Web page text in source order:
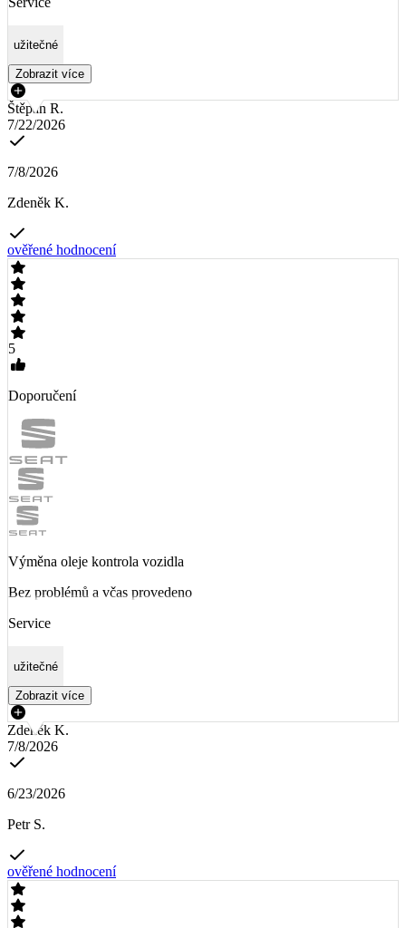
užitečné
Zobrazit více
Štěpán R.
7/22/2026
7/8/2026
Zdeněk K.
ověřené hodnocení
5
Doporučení
Výměna oleje kontrola vozidla
Bez problémů a včas provedeno
Service
užitečné
Zobrazit více
Zdeněk K.
7/8/2026
6/23/2026
Petr S.
ověřené hodnocení